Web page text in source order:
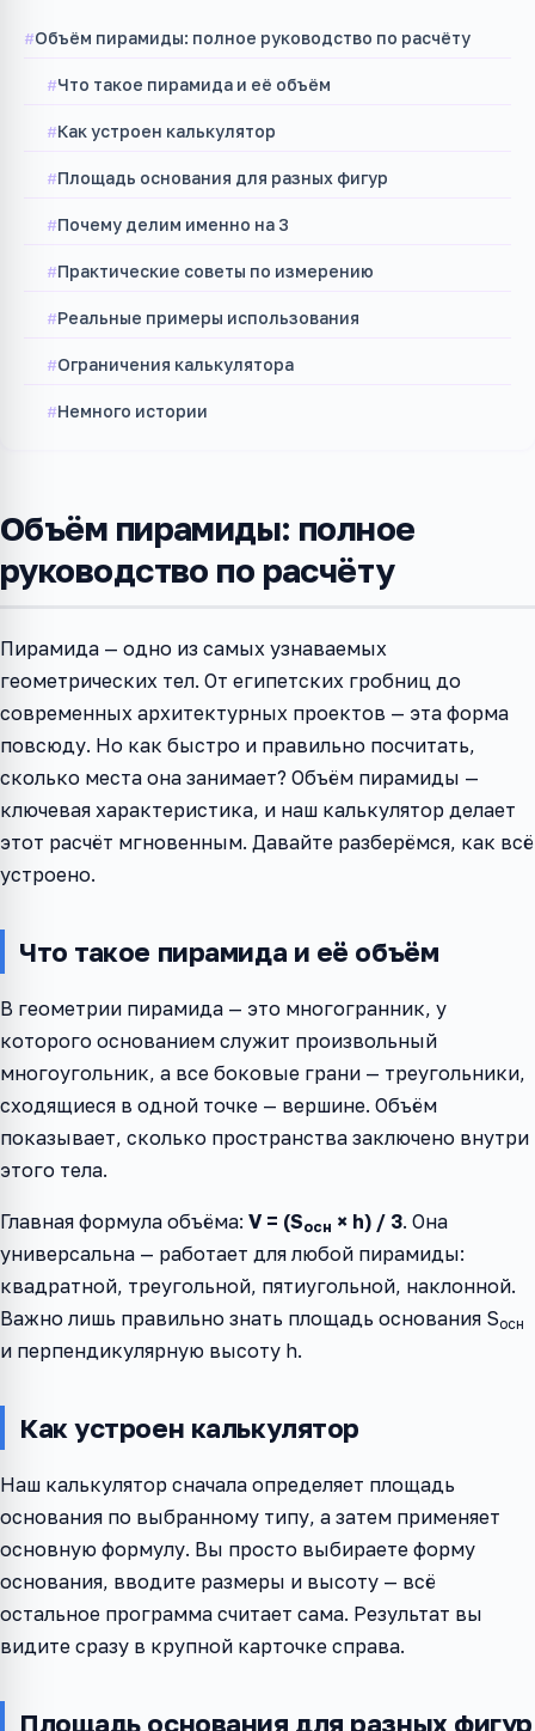
Объём пирамиды: полное руководство по расчёту
Что такое пирамида и её объём
Как устроен калькулятор
Площадь основания для разных фигур
Почему делим именно на 3
Практические советы по измерению
Реальные примеры использования
Ограничения калькулятора
Немного истории
Объём пирамиды: полное
руководство по расчёту
Пирамида — одно из самых узнаваемых
геометрических тел. От египетских гробниц до
современных архитектурных проектов — эта форма
повсюду. Но как быстро и правильно посчитать,
сколько места она занимает? Объём пирамиды —
ключевая характеристика, и наш калькулятор делает
этот расчёт мгновенным. Давайте разберёмся, как всё
устроено.
Что такое пирамида и её объём
В геометрии пирамида — это многогранник, у
которого основанием служит произвольный
многоугольник, а все боковые грани — треугольники,
сходящиеся в одной точке — вершине. Объём
показывает, сколько пространства заключено внутри
этого тела.
Главная формула объёма: V = (Sосн × h) / 3. Она
универсальна — работает для любой пирамиды:
квадратной, треугольной, пятиугольной, наклонной.
Важно лишь правильно знать площадь основания Sосн
и перпендикулярную высоту h.
Как устроен калькулятор
Наш калькулятор сначала определяет площадь
основания по выбранному типу, а затем применяет
основную формулу. Вы просто выбираете форму
основания, вводите размеры и высоту — всё
остальное программа считает сама. Результат вы
видите сразу в крупной карточке справа.
Площадь основания для разных фигур